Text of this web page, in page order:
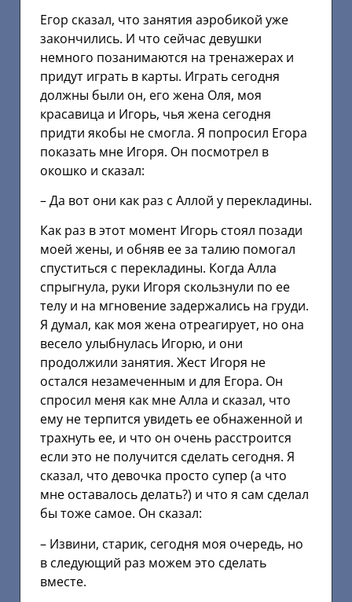
Егор сказал, что занятия аэробикой уже
закончились. И что сейчас девушки
немного позанимаются на тренажерах и
придут играть в карты. Играть сегодня
должны были он, его жена Оля, моя
красавица и Игорь, чья жена сегодня
придти якобы не смогла. Я попросил Егора
показать мне Игоря. Он посмотрел в
окошко и сказал:
– Да вот они как раз с Аллой у перекладины.
Как раз в этот момент Игорь стоял позади
моей жены, и обняв ее за талию помогал
спуститься с перекладины. Когда Алла
спрыгнула, руки Игоря скользнули по ее
телу и на мгновение задержались на груди.
Я думал, как моя жена отреагирует, но она
весело улыбнулась Игорю, и они
продолжили занятия. Жест Игоря не
остался незамеченным и для Егора. Он
спросил меня как мне Алла и сказал, что
ему не терпится увидеть ее обнаженной и
трахнуть ее, и что он очень расстроится
если это не получится сделать сегодня. Я
сказал, что девочка просто супер (а что
мне оставалось делать?) и что я сам сделал
бы тоже самое. Он сказал:
– Извини, старик, сегодня моя очередь, но
в следующий раз можем это сделать
вместе.